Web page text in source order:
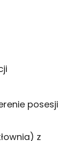
posesji
z